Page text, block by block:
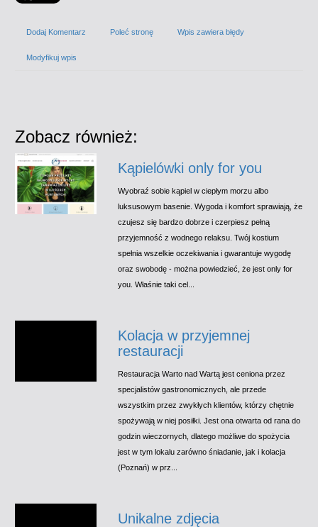
Dodaj Komentarz Poleć stronę Wpis zawiera błędy
Modyfikuj wpis
Zobacz również:
Kąpielówki only for you
Wyobraź sobie kąpiel w ciepłym morzu albo
luksusowym basenie. Wygoda i komfort sprawiają, że
czujesz się bardzo dobrze i czerpiesz pełną
przyjemność z wodnego relaksu. Twój kostium
spełnia wszelkie oczekiwania i gwarantuje wygodę
oraz swobodę - można powiedzieć, że jest only for
you. Właśnie taki cel...
Kolacja w przyjemnej
restauracji
Restauracja Warto nad Wartą jest ceniona przez
specjalistów gastronomicznych, ale przede
wszystkim przez zwykłych klientów, którzy chętnie
spożywają w niej posiłki. Jest ona otwarta od rana do
godzin wieczornych, dlatego możliwe do spożycia
jest w tym lokalu zarówno śniadanie, jak i kolacja
(Poznań) w prz...
Unikalne zdjęcia